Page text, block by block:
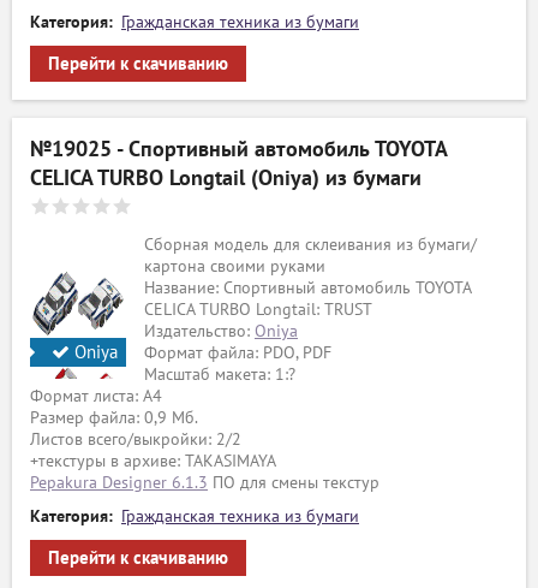
Категория: Гражданская техника из бумаги
Перейти к скачиванию
№19025 - Спортивный автомобиль TOYOTA
CELICA TURBO Longtail (Oniya) из бумаги
Oniya
Сборная модель для склеивания из бумаги/
картона своими руками
Название: Спортивный автомобиль TOYOTA
CELICA TURBO Longtail: TRUST
Издательство: Oniya
Формат файла: PDO, PDF
Масштаб макета: 1:?
Формат листа: А4
Размер файла: 0,9 Мб.
Листов всего/выкройки: 2/2
+текстуры в архиве: TAKASIMAYA
Pepakura Designer 6.1.3 ПО для смены текстур
Категория: Гражданская техника из бумаги
Перейти к скачиванию